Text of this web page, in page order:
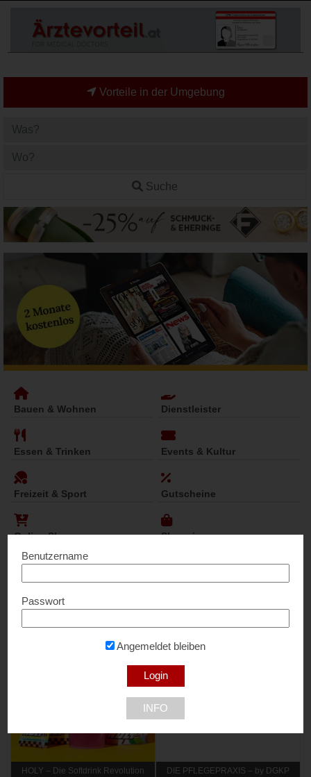
Vorteile in der Umgebung
Suche
Bauen & Wohnen Dienstleister
Essen & Trinken Events & Kultur
Freizeit & Sport Gutscheine
Online Shops Shopping
NEU DABEI
HOLY – Die Softdrink Revolution
DIE PFLEGEPRAXIS – by DGKP
Benutzername
Passwort
Angemeldet bleiben
INFO